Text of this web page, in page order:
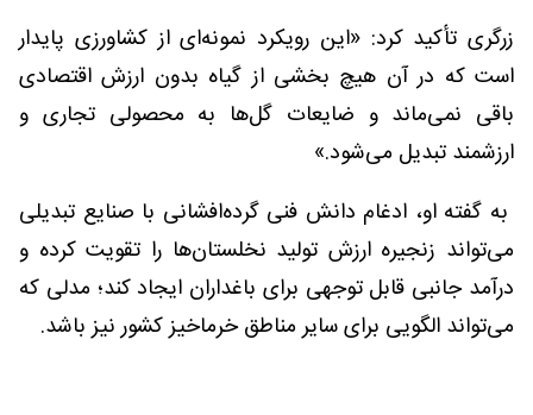
زرگری تأکید کرد: «این رویکرد نمونه‌ای از کشاورزی پایدار
است که در آن هیچ بخشی از گیاه بدون ارزش اقتصادی
باقی نمی‌ماند و ضایعات گل‌ها به محصولی تجاری و
ارزشمند تبدیل می‌شود.»
به گفته او، ادغام دانش فنی گرده‌افشانی با صنایع تبدیلی
می‌تواند زنجیره ارزش تولید نخلستان‌ها را تقویت کرده و
درآمد جانبی قابل توجهی برای باغداران ایجاد کند؛ مدلی که
می‌تواند الگویی برای سایر مناطق خرماخیز کشور نیز باشد.